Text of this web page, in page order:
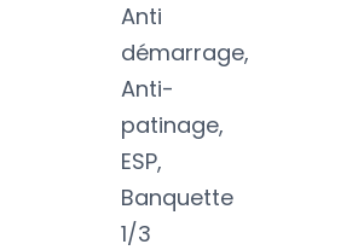
Anti
démarrage,
Anti-
patinage,
ESP,
Banquette
1/3